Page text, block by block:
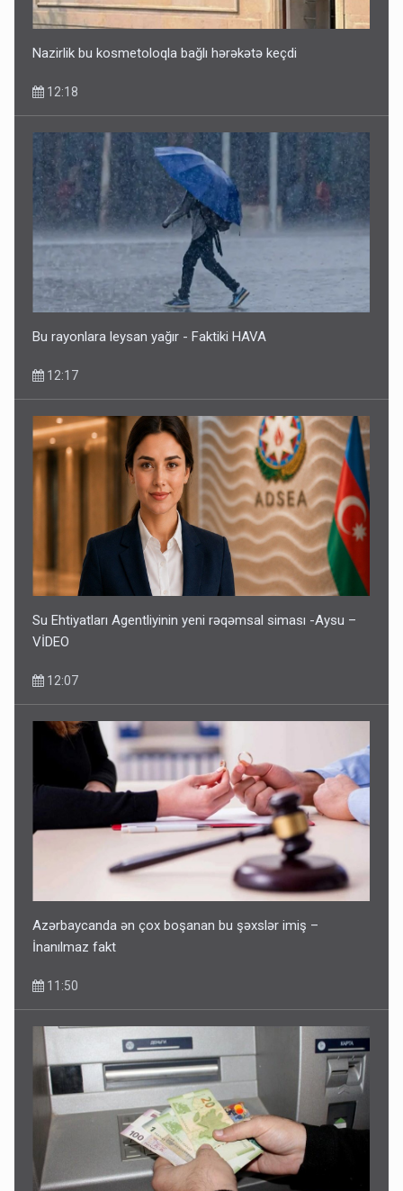
Nazirlik bu kosmetoloqla bağlı hərəkətə keçdi
12:18
Bu rayonlara leysan yağır - Faktiki HAVA
12:17
Su Ehtiyatları Agentliyinin yeni rəqəmsal siması -Aysu –
VİDEO
12:07
Azərbaycanda ən çox boşanan bu şəxslər imiş –
İnanılmaz fakt
11:50